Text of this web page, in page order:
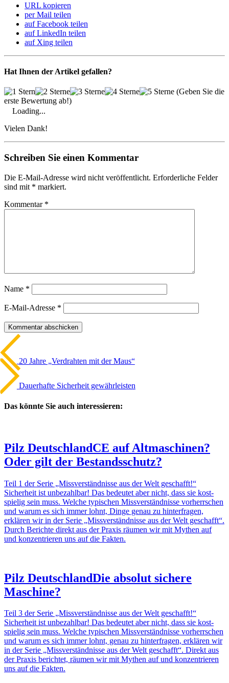
URL kopieren
per Mail teilen
auf Facebook teilen
auf LinkedIn teilen
auf Xing teilen
Hat Ihnen der Artikel gefallen?
(Geben Sie die
erste Bewertung ab!)
Loading...
Vielen Dank!
Schreiben Sie einen Kommentar
Die E-Mail-Adresse wird nicht veröffentlicht. Erforderliche Felder
sind mit * markiert.
Kommentar *
Name *
E-Mail-Adresse *
Beitrags-
Navigation
20 Jahre „Verdrahten mit der Maus“
Nächster
Artikel
Dauer­hafte Sicher­heit gewähr­leisten
Das könnte Sie auch interessieren:
Pilz Deutsch­landCE auf Altma­schinen?
Oder gilt der Bestands­schutz?
Teil 1 der Serie „Miss­ver­ständ­nisse aus der Welt geschafft!“
Sicher­heit ist unbe­zahlbar! Das bedeutet aber nicht, dass sie kost­
spielig sein muss. Welche typi­schen Miss­ver­ständ­nisse vorherr­schen
und warum es sich immer lohnt, Dinge genau zu hinter­fragen,
erklären wir in der Serie „Miss­ver­ständ­nisse aus der Welt geschafft“.
Durch Berichte direkt aus der Praxis räumen wir mit Mythen auf
und konzen­trieren uns auf die Fakten.
Pilz Deutsch­landDie absolut sichere
Maschine?
Teil 3 der Serie „Miss­ver­ständ­nisse aus der Welt geschafft!“
Sicher­heit ist unbe­zahlbar! Das bedeutet aber nicht, dass sie kost­
spielig sein muss. Welche typi­schen Miss­ver­ständ­nisse vorherr­schen
und warum es sich immer lohnt, genau zu hinter­fragen, erklären wir
in der Serie „Miss­ver­ständ­nisse aus der Welt geschafft“. Direkt aus
der Praxis berichtet, räumen wir mit Mythen auf und konzen­trieren
uns auf die Fakten.